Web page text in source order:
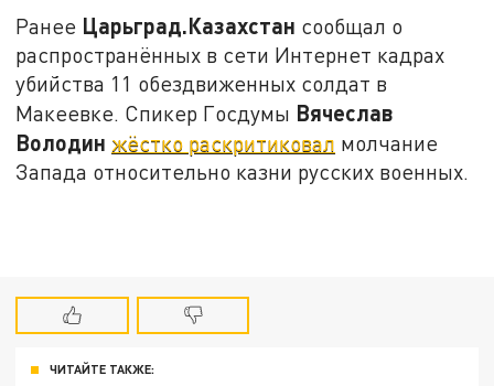
Ранее Царьград.Казахстан сообщал о
распространённых в сети Интернет кадрах
убийства 11 обездвиженных солдат в
Макеевке. Спикер Госдумы Вячеслав
Володин жёстко раскритиковал молчание
Запада относительно казни русских военных.
ЧИТАЙТЕ ТАКЖЕ: